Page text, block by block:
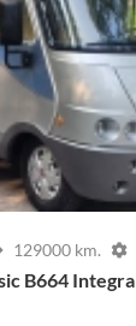
129000 km.
B664 Integra